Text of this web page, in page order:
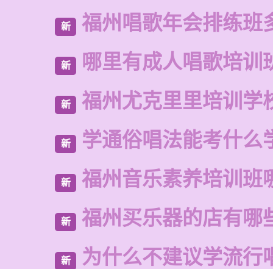
新 福州唱歌年会排练班
新 哪里有成人唱歌培训
新 福州尤克里里培训学
新 学通俗唱法能考什么
新 福州音乐素养培训班
新 福州买乐器的店有哪
新 为什么不建议学流行